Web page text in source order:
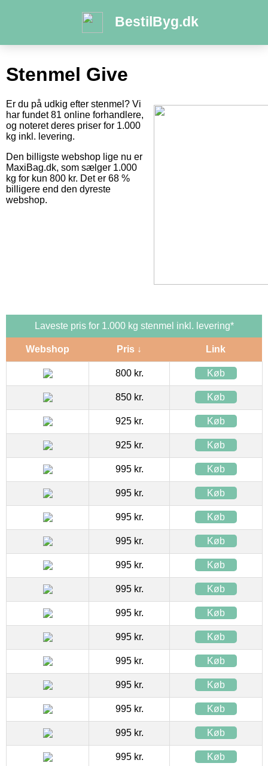
BestilByg.dk
Stenmel Give
Er du på udkig efter stenmel? Vi
har fundet 81 online forhandlere,
og noteret deres priser for 1.000
kg inkl. levering.
Den billigste webshop lige nu er
MaxiBag.dk, som sælger 1.000
kg for kun 800 kr. Det er 68 %
billigere end den dyreste
webshop.
Laveste pris for 1.000 kg stenmel inkl. levering*
Webshop Pris ↓ Link
800 kr. Køb
850 kr. Køb
925 kr. Køb
925 kr. Køb
995 kr. Køb
995 kr. Køb
995 kr. Køb
995 kr. Køb
995 kr. Køb
995 kr. Køb
995 kr. Køb
995 kr. Køb
995 kr. Køb
995 kr. Køb
995 kr. Køb
995 kr. Køb
995 kr. Køb